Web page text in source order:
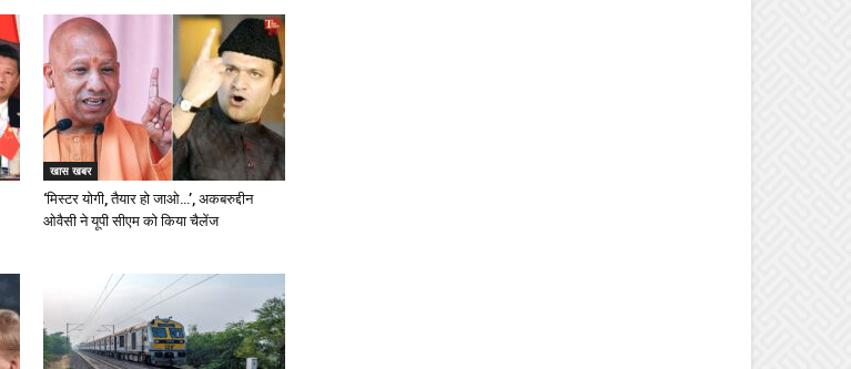
खास खबर
‘मिस्टर योगी, तैयार हो जाओ…’, अकबरुद्दीन
ओवैसी ने यूपी सीएम को किया चैलेंज